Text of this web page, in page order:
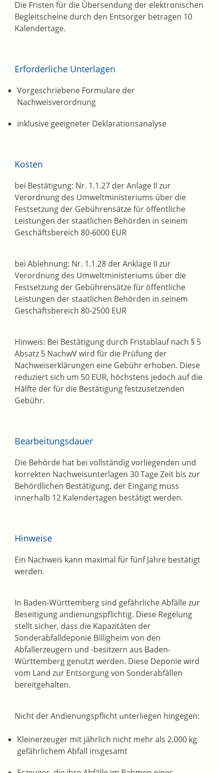
Die Fristen für die Übersendung der elektronischen
Begleitscheine durch den Entsorger betragen 10
Kalendertage.
Erforderliche Unterlagen
Vorgeschriebene Formulare der
Nachweisverordnung
inklusive geeigneter Deklarationsanalyse
Kosten
bei Bestätigung: Nr. 1.1.27 der Anlage II zur
Verordnung des Umweltministeriums über die
Festsetzung der Gebührensätze für öffentliche
Leistungen der staatlichen Behörden in seinem
Geschäftsbereich 80-6000 EUR
bei Ablehnung: Nr. 1.1.28 der Anklage II zur
Verordnung des Umweltministeriums über die
Festsetzung der Gebührensätze für öffentliche
Leistungen der staatlichen Behörden in seinem
Geschäftsbereich 80-2500 EUR
Hinweis: Bei Bestätigung durch Fristablauf nach § 5
Absatz 5 NachwV wird für die Prüfung der
Nachweiserklärungen eine Gebühr erhoben. Diese
reduziert sich um 50 EUR, höchstens jedoch auf die
Hälfte der für die Bestätigung festzusetzenden
Gebühr.
Bearbeitungsdauer
Die Behörde hat bei vollständig vorliegenden und
korrekten Nachweisunterlagen 30 Tage Zeit bis zur
Behördlichen Bestätigung, der Eingang muss
innerhalb 12 Kalendertagen bestätigt werden.
Hinweise
Ein Nachweis kann maximal für fünf Jahre bestätigt
werden.
In Baden-Württemberg sind gefährliche Abfälle zur
Beseitigung andienungspflichtig. Diese Regelung
stellt sicher, dass die Kapazitäten der
Sonderabfalldeponie Billigheim von den
Abfallerzeugern und -besitzern aus Baden-
Württemberg genutzt werden. Diese Deponie wird
vom Land zur Entsorgung von Sonderabfällen
bereitgehalten.
Nicht der Andienungspflicht unterliegen hingegen:
Kleinerzeuger mit jährlich nicht mehr als 2.000 kg
gefährlichem Abfall insgesamt